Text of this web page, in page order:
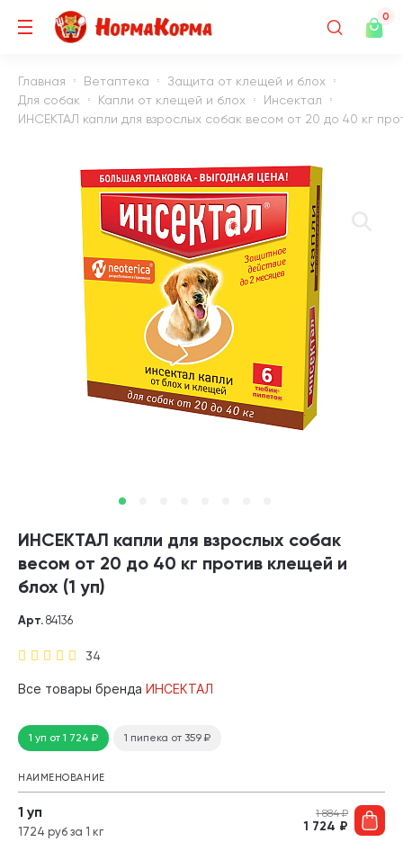
0
Главная Ветаптека
Защита от клещей и блох
Для собак
Капли от клещей и блох
Инсектал
ИНСЕКТАЛ капли для взрослых собак весом от 20 до 40 кг
ИНСЕКТАЛ капли для взрослых собак
весом от 20 до 40 кг против клещей и
блох (1 уп)
34
Арт. 84136
Все товары бренда ИНСЕКТАЛ
1 уп от 1 724₽ 1 пипека от 359 ₽
НАИМЕНОВАНИЕ
1 уп
1724 руб за 1 кг
1 884₽
1 724 ₽